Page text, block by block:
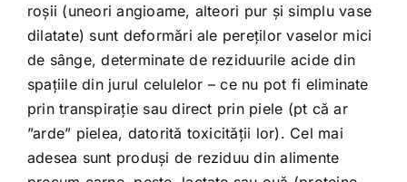
roșii (uneori angioame, alteori pur și simplu vase
dilatate) sunt deformări ale pereților vaselor mici
de sânge, determinate de reziduurile acide din
spațiile din jurul celulelor – ce nu pot fi eliminate
prin transpirație sau direct prin piele (pt că ar
”arde” pielea, datorită toxicității lor). Cel mai
adesea sunt produși de reziduu din alimente